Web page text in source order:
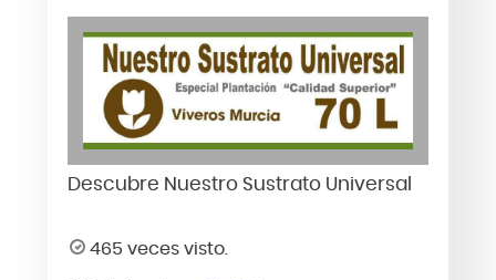
Descubre Nuestro Sustrato Universal
465 veces visto.